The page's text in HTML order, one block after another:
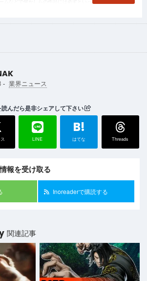
ームなどで何かしらの作品には必ずといっていいほど触れてい
- 業界ニュース
んだら是非シェアして下さい
LINE
B!
はてな Threads
報を受け取る
Inoreaderで購読する
関連記事